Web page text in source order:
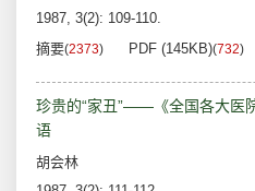
1987, 3(2): 109-110.
摘要(2373) PDF (145KB)(732)
珍贵的“家丑”——《全国各大医
语
胡会林